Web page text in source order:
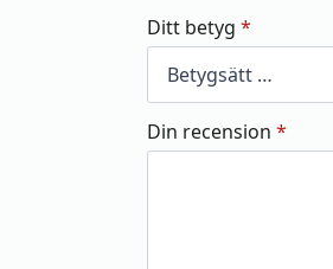
Ditt betyg *
Din recension *